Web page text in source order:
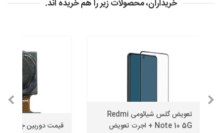
خریداران، محصولات زیر را هم خریده اند.
تعویض گلس شیائومی Redmi
Note 10 5G + اجرت تعویض
قیمت دوربین جلو J5 2017